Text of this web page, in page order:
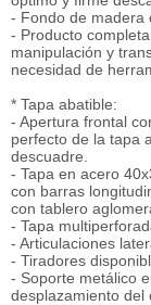
- Fondo de madera
- Producto
manipulación y
necesidad de
* Tapa abatible:
- Apertura frontal
perfecto de la tapa
descuadre.
- Tapa en acero
con barras
con tablero
- Tapa
- Articulaciones
- Tiradores
- Soporte metálico
desplazamiento del